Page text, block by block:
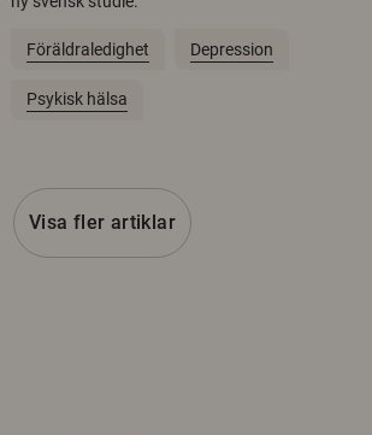
Föräldraledighet Depression
Psykisk hälsa
Visa fler artiklar